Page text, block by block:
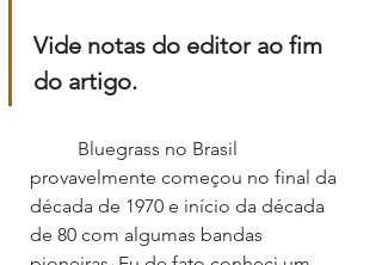
Vide notas do editor ao fim
do artigo.
provavelmente começou no final da
década de 1970 e início da década
de 80 com algumas bandas